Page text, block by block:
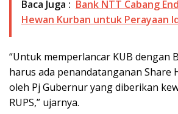
Baca Juga : Bank NTT Cabang
Hewan Kurban untuk Perayaan
“Untuk memperlancar KUB dengan
harus ada penandatanganan Share
oleh Pj Gubernur yang diberikan
RUPS,” ujarnya.